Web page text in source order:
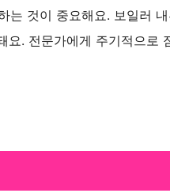
는 것이 중요해요. 보일러
요. 전문가에게 주기적으로